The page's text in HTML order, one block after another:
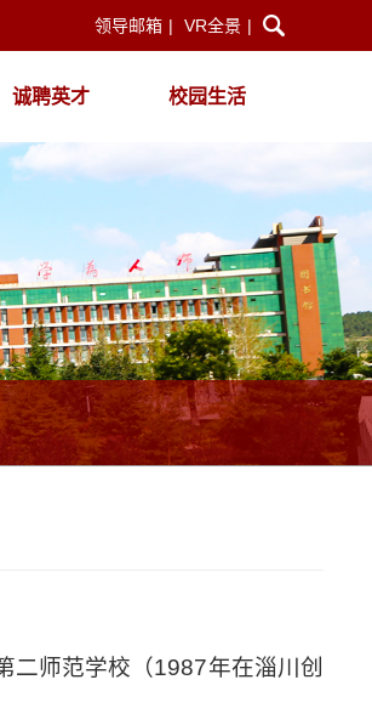
领导邮箱 | VR全景 |
诚聘英才 校园生活
师范学校（1987年在淄川创